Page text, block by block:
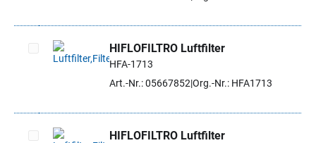
Artikel auswählen
HIFLOFILTRO Luftfilter
HFA-1713
Art.-Nr.: 05667852 Org.-Nr.: HFA1713
HIFLOFILTRO Luftfilter